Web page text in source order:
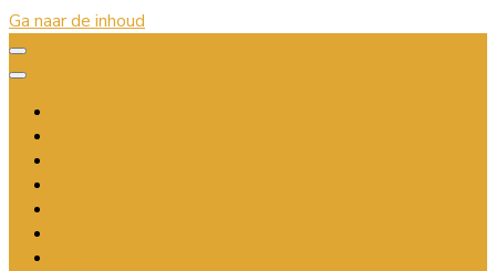
Ga naar de inhoud